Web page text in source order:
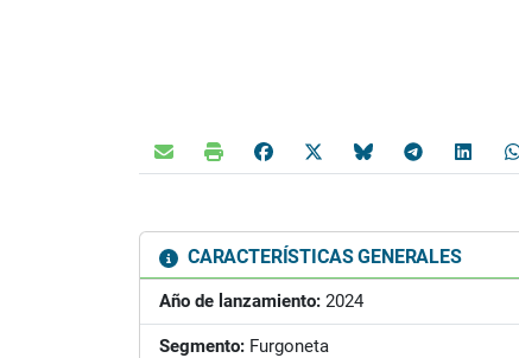
CARACTERÍSTICAS GENERALES
Año de lanzamiento: 2024
Segmento: Furgoneta